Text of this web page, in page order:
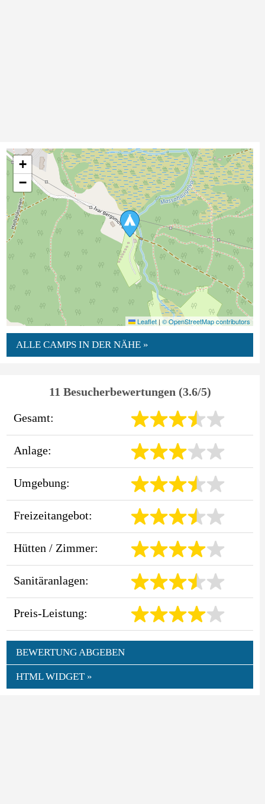
+
−
Leaflet | © OpenStreetMap contributors
ALLE CAMPS IN DER NÄHE »
11 Besucherbewertungen (3.6/5)
Gesamt:
Anlage:
Umgebung:
Freizeitangebot:
Hütten / Zimmer:
Sanitäranlagen:
Preis-Leistung:
BEWERTUNG ABGEBEN
HTML WIDGET »